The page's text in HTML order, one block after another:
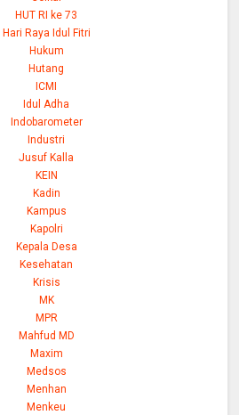
HUT RI ke 73
Hari Raya Idul Fitri
Hukum
Hutang
ICMI
Idul Adha
Indobarometer
Industri
Jusuf Kalla
KEIN
Kadin
Kampus
Kapolri
Kepala Desa
Kesehatan
Krisis
MK
MPR
Mahfud MD
Maxim
Medsos
Menhan
Menkeu